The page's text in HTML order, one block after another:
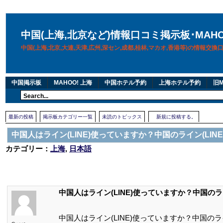
中国(上海,北京など)情報口コミ掲示板･
中国(上海,北京,大連,天津,広州,深セン,成都,桂林,マカオ,香港等)の情報交換
中国掲示板 MAHOO! 上海 中国ホテル予約 上海ホテル予約 旧
最新の投稿 掲示板カテゴリー一覧 未読のトピックス 新規に投稿する。
中国人はライン(LINE)使っていますか？中国のライン
カテゴリー：
上海, 日本語
中国人はライン(LINE)使っていますか？中国の
中国人はライン(LINE)使っていますか？中国の